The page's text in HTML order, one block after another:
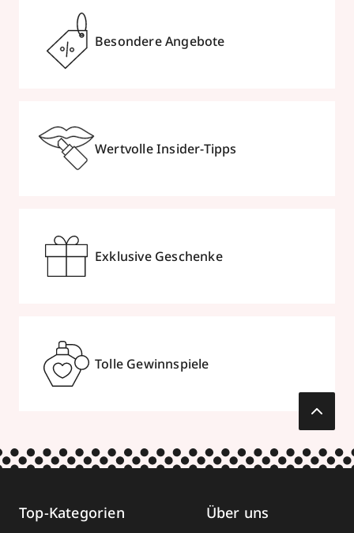
Besondere Angebote
Wertvolle Insider-Tipps
Exklusive Geschenke
Tolle Gewinnspiele
Top-Kategorien Über uns